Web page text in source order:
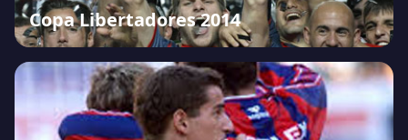
Copa Libertadores 2014